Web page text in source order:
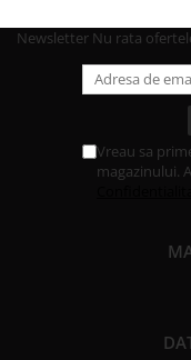
Newsletter Nu rata
Vreau sa
magazinului.